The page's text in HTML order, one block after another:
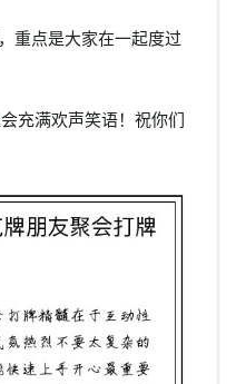
重点是大家在一起度过
充满欢声笑语！祝你们